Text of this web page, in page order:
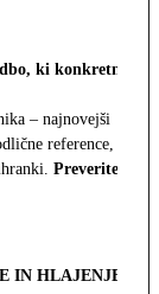
ki konkretno
– najnovejši
reference,
Preverite
IN HLAJENJE